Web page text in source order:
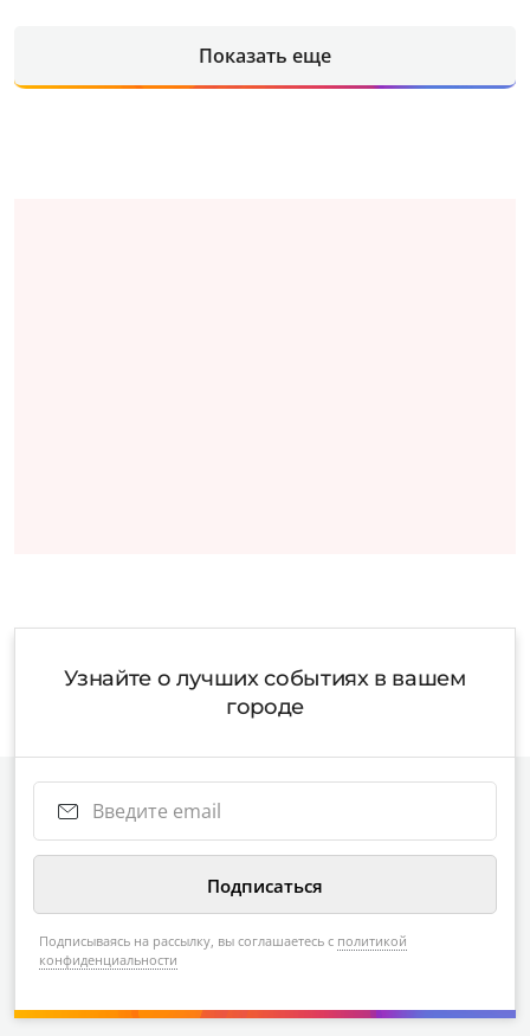
Показать еще
Узнайте о лучших событиях в вашем
городе
Подписываясь на рассылку, вы соглашаетесь с политикой
конфиденциальности